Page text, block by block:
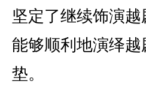
坚定了继续饰演
能够顺利地演绎
垫。